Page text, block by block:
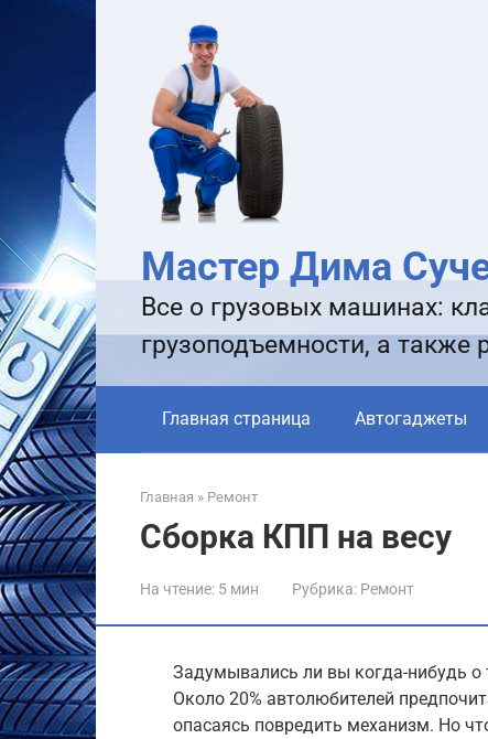
Мастер Дима
Все о грузовых машинах:
грузоподъемности, а также
Главная страница Автогаджеты
Главная » Ремонт
Сборка КПП на весу
На чтение: 5 мин Рубрика: Ремонт
Задумывались ли вы когда-нибудь о
Около 20% автолюбителей
опасаясь повредить механизм. Но